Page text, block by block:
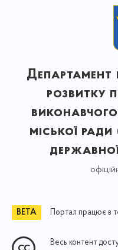
Департамент
розвитку
міської ради
державної
Портал працює в
Весь контент